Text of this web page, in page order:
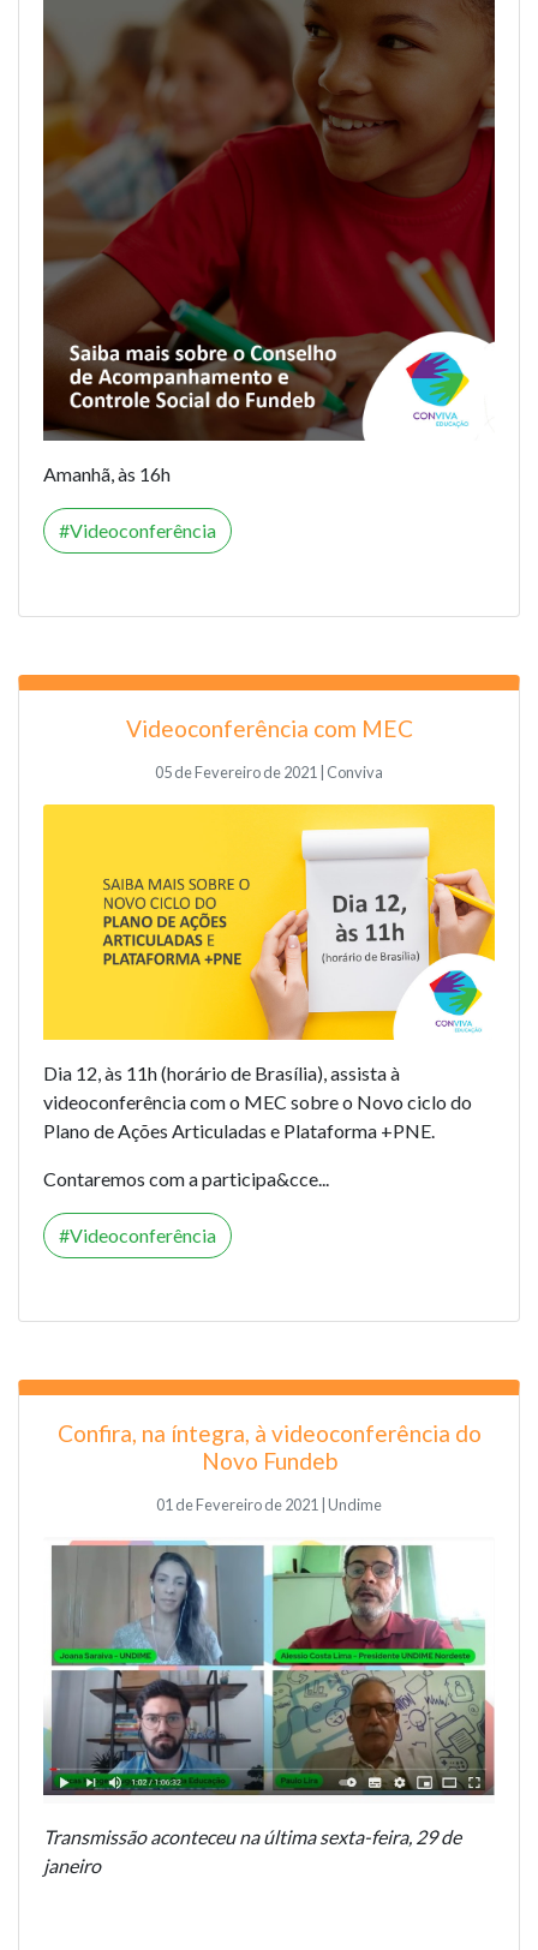
Amanhã, às 16h
Videoconferência
Videoconferência com MEC
05 de Fevereiro de 2021 | Conviva
Dia 12, às 11h (horário de Brasília), assista à
videoconferência com o MEC sobre o Novo ciclo do
Plano de Ações Articuladas e Plataforma +PNE.
Contaremos com a participa&cce...
Videoconferência
Confira, na íntegra, à videoconferência do
Novo Fundeb
01 de Fevereiro de 2021 | Undime
Transmissão aconteceu na última sexta-feira, 29 de
janeiro